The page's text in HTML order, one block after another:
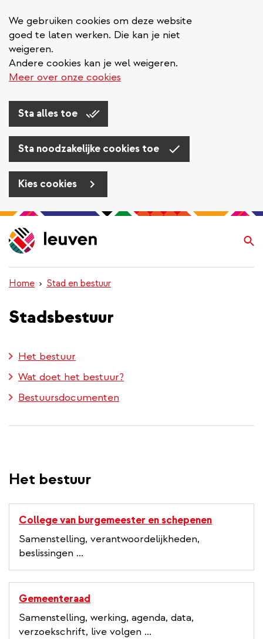
We gebruiken cookies om deze website
goed te laten werken. Die kan je niet
weigeren.
Andere cookies kan je wel weigeren.
Meer over onze cookies
Sta alles toe
Sta noodzakelijke cookies toe
Kies cookies
Overslaan
en
naar
inhoud
gaan
Home Stad en bestuur
Stadsbestuur
Het bestuur
Wat doet het bestuur?
Bestuursdocumenten
Het bestuur
College van burgemeester en schepenen
Samenstelling, verantwoordelijkheden,
beslissingen ...
Gemeenteraad
Samenstelling, werking, agenda, data,
verzoekschrift, live volgen ...